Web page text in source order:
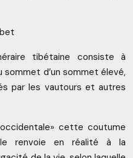
tibétaine consiste à
d’un sommet élevé,
par les vautours et autres
cette coutume
renvoie en réalité à la